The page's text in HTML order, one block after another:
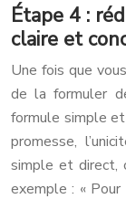
Étape 4 :
claire et
Une fois que
de la formuler
formule simple
promesse,
simple et direct,
exemple : «